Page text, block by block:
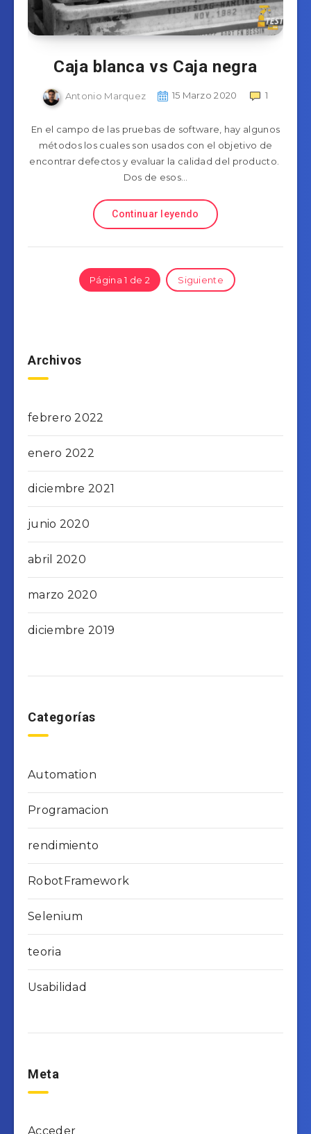
Caja blanca vs Caja negra
Antonio Marquez 15 Marzo 2020 1
En el campo de las pruebas de software, hay algunos
métodos los cuales son usados con el objetivo de
encontrar defectos y evaluar la calidad del producto.
Dos de esos…
Continuar leyendo
Página 1 de 2 Siguiente
Archivos
febrero 2022
enero 2022
diciembre 2021
junio 2020
abril 2020
marzo 2020
diciembre 2019
Categorías
Automation
Programacion
rendimiento
RobotFramework
Selenium
teoria
Usabilidad
Meta
Acceder